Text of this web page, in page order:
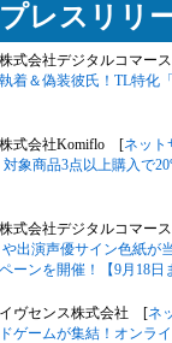
レスリリ
式会社デジタルコマー
着＆偽装彼氏！TL特化
式会社Komiflo [ネット
対象商品3点以上購入で
式会社デジタルコマー
や出演声優サイン色紙
ーンを開催！【9月18日
ヴセンス株式会社 [ネ
ゲームが集結！オンラ